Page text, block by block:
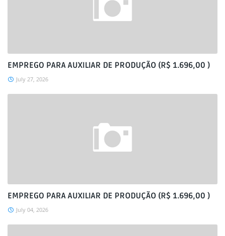
EMPREGO PARA AUXILIAR DE PRODUÇÃO (R$ 1.696,00 )
July 27, 2026
EMPREGO PARA AUXILIAR DE PRODUÇÃO (R$ 1.696,00 )
July 04, 2026